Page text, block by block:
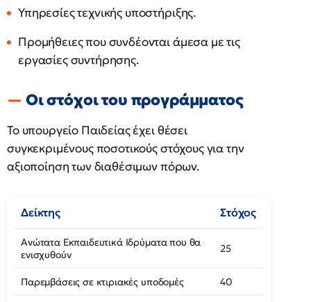
Υπηρεσίες τεχνικής υποστήριξης.
Προμήθειες που συνδέονται άμεσα με τις
εργασίες συντήρησης.
Οι στόχοι του προγράμματος
Το υπουργείο Παιδείας έχει θέσει
συγκεκριμένους ποσοτικούς στόχους για την
αξιοποίηση των διαθέσιμων πόρων.
Δείκτης Στόχος
Ανώτατα Εκπαιδευτικά Ιδρύματα που θα
ενισχυθούν
25
Παρεμβάσεις σε κτιριακές υποδομές 40